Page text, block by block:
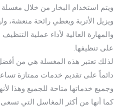
ويتم استخدام البخار من خلال مغسلة
ويزيل الأتربة ويعطي رائحة منعشة،
والمهارة العالية لأداء عملية
على تنظيفها.
لذلك تعتبر هذه المغسلة هي من
دائماً على تقديم خدمات ممتازة
وجميع خدماتها متاحة للجميع وهذا
كما أنها من أكثر المغاسل التي